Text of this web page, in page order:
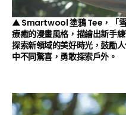
▲ Smartwool 塗鴉 Tee，「雪
療癒的漫畫風格，描繪出新手
探索新領域的美好時光，鼓勵
中不同驚喜，勇敢探索戶外。